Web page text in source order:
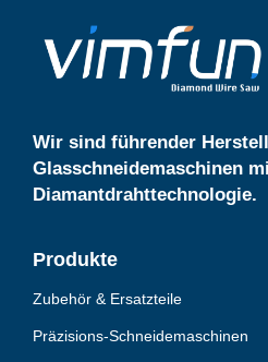
Wir sind führender
Glasschneidemaschinen
Diamantdrahttechnologie.
Produkte
Zubehör & Ersatzteile
Präzisions-Schneidemaschinen